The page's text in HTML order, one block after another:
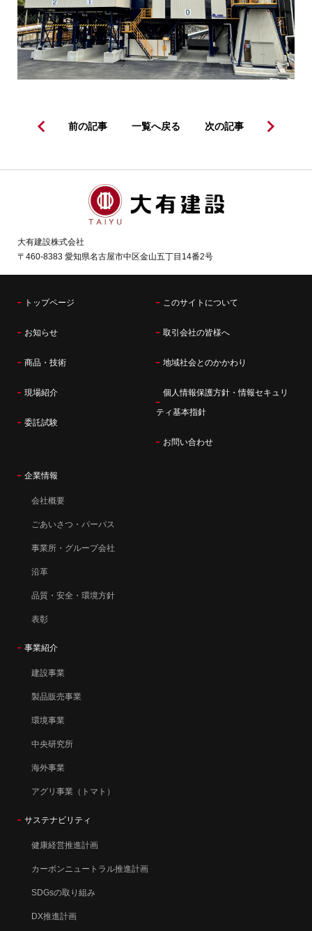
前の記事 一覧へ戻る 次の記事
大有建設株式会社
〒460-8383 愛知県名古屋市中区金山五丁目14番2号
トップページ
お知らせ
商品・技術
現場紹介
委託試験
このサイトについて
取引会社の皆様へ
地域社会とのかかわり
個人情報保護方針・情報セキュリ
ティ基本指針
お問い合わせ
企業情報
会社概要
ごあいさつ・パーパス
事業所・グループ会社
沿革
品質・安全・環境方針
表彰
事業紹介
建設事業
製品販売事業
環境事業
中央研究所
海外事業
アグリ事業（トマト）
サステナビリティ
健康経営推進計画
カーボンニュートラル推進計画
SDGsの取り組み
DX推進計画